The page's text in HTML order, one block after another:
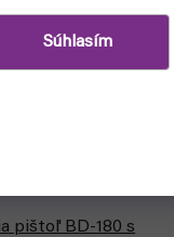
Súhlasím
pištoľ BD-180 s